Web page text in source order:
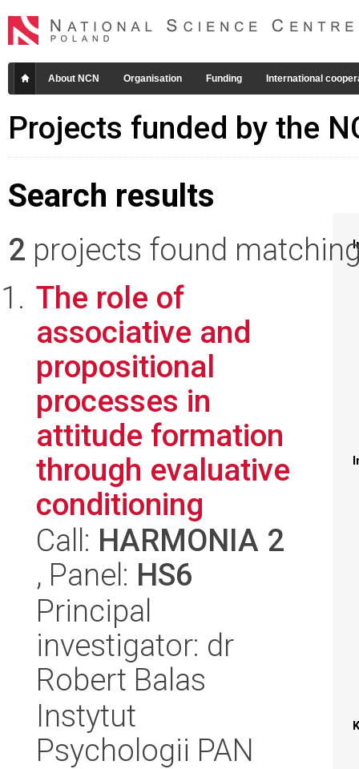
About NCN Organisation Funding International
Projects funded by the
Search results
2 projects found
The role of
associative and
propositional
processes in
attitude formation
through evaluative
conditioning
Call: HARMONIA 2
, Panel: HS6
Principal
investigator: dr
Robert Balas
Instytut
Psychologii PAN